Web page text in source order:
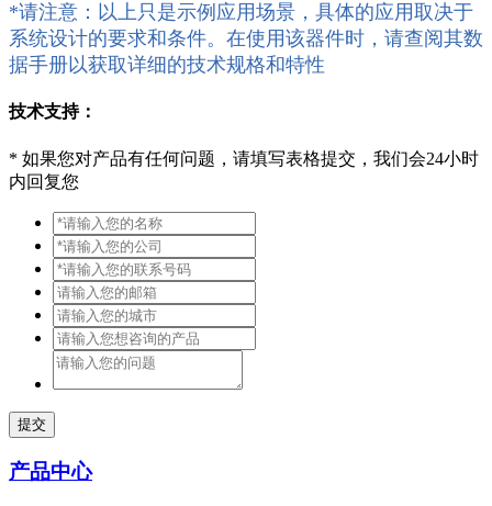
*请注意：以上只是示例应用场景，具体的应用取决于
系统设计的要求和条件。在使用该器件时，请查阅其数
据手册以获取详细的技术规格和特性
技术支持：
* 如果您对产品有任何问题，请填写表格提交，我们会24小时
内回复您
提交
产品中心